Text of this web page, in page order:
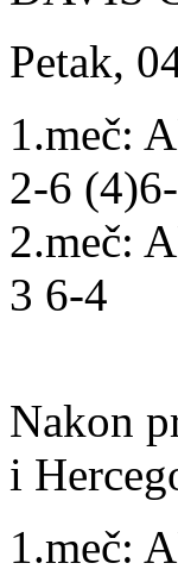
Petak,
1.meč:
2-6
2.meč:
3 6-4
Nakon
i
1.meč: